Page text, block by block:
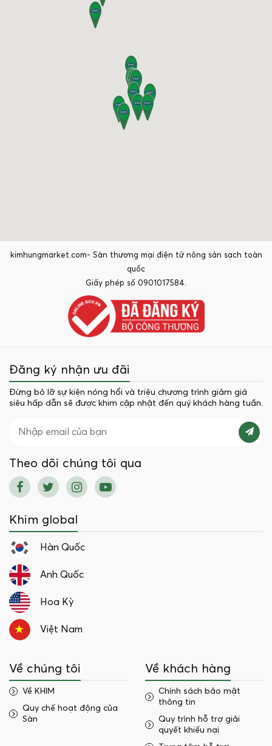
kimhungmarket.com- Sàn thương mại điện tử nông sản sạch toàn
quốc
Giấy phép số 0901017584.
Đăng ký nhận ưu đãi
Đừng bỏ lỡ sự kiện nóng hổi và triệu chương trình giảm giá
siêu hấp dẫn sẽ được khim cập nhật đến quý khách hàng tuần.
Theo dõi chúng tôi qua
Khim global
Hàn Quốc
Anh Quốc
Hoa Kỳ
Việt Nam
Về chúng tôi
Về KHIM
Quy chế hoạt động của
Sàn
Về khách hàng
Chính sách bảo mật
thông tin
Quy trình hỗ trợ giải
quyết khiếu nại